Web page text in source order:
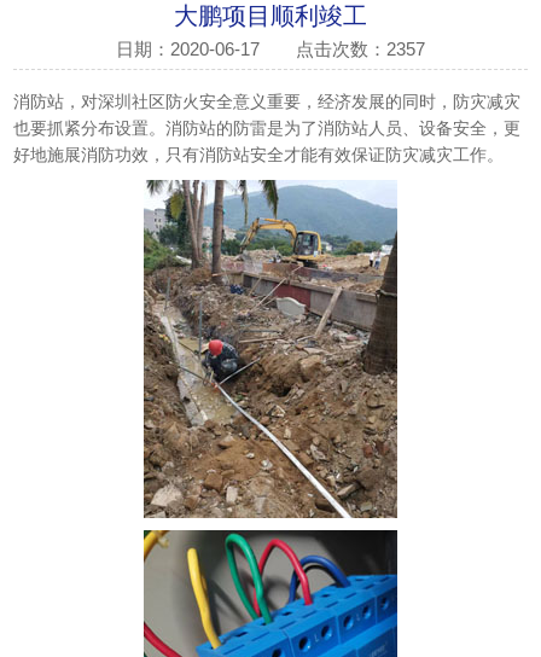
大鹏项目顺利竣工
日期：2020-06-17 点击次数：2357
消防站，对深圳社区防火安全意义重要，经济发展的同时，防灾减灾
也要抓紧分布设置。消防站的防雷是为了消防站人员、设备安全，更
好地施展消防功效，只有消防站安全才能有效保证防灾减灾工作。